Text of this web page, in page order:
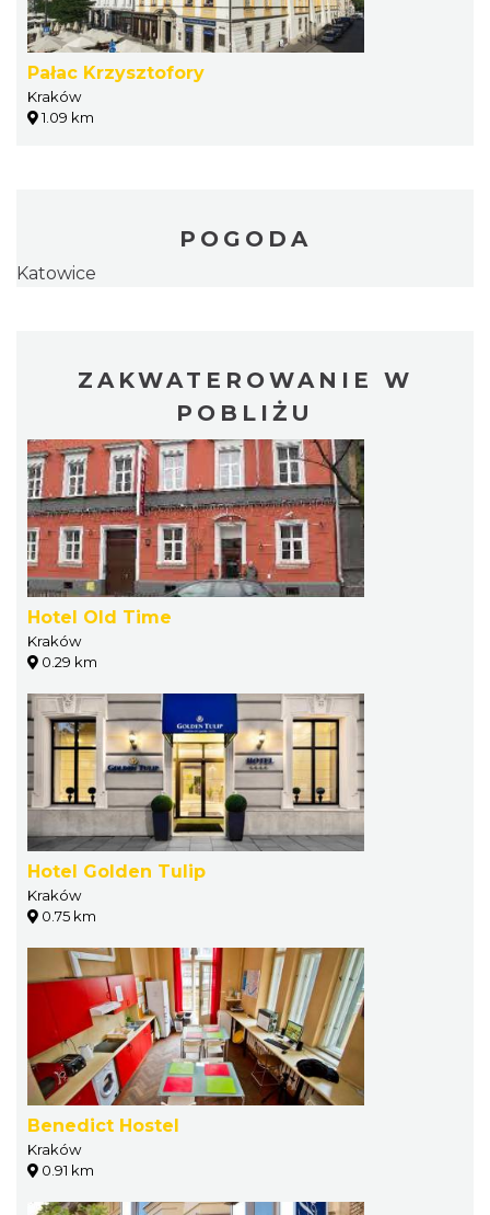
Pałac Krzysztofory
Kraków
1.09 km
POGODA
Katowice
ZAKWATEROWANIE W
POBLIŻU
Hotel Old Time
Kraków
0.29 km
Hotel Golden Tulip
Kraków
0.75 km
Benedict Hostel
Kraków
0.91 km